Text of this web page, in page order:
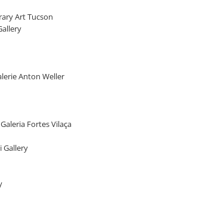
Art Tucson
Anton Weller
Fortes Vilaça
Gallery